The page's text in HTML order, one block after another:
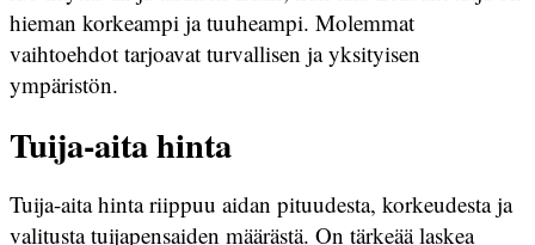
hieman korkeampi ja tuuheampi. Molemmat
vaihtoehdot tarjoavat turvallisen ja yksityisen
ympäristön.
Tuija-aita hinta
Tuija-aita hinta riippuu aidan pituudesta, korkeudesta ja
valitusta tuijapensaiden määrästä. On tärkeää laskea